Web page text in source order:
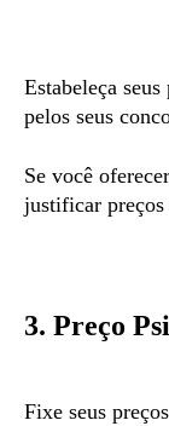
Estabeleça
pelos seus
Se você
justificar preços
3. Preço
Fixe seus